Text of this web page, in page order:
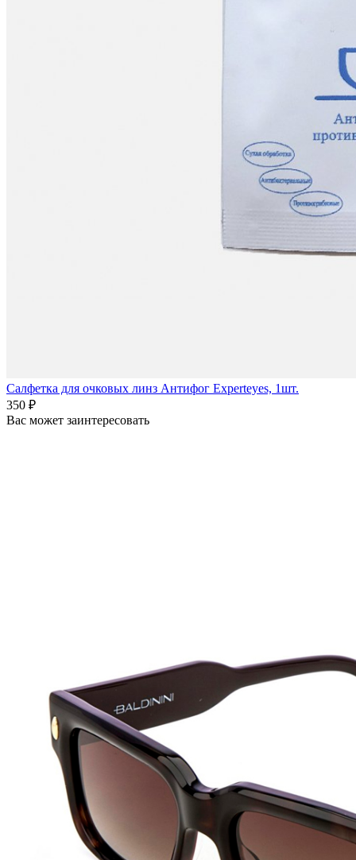
Салфетка для очковых линз Антифог Experteyes, 1шт.
350 ₽
Вас может заинтересовать